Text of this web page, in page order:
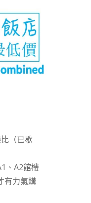
（已歇
、A2館樓
有力氣購